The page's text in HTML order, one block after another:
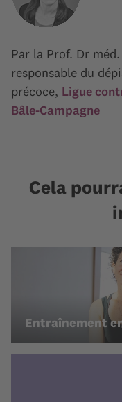
Par la Prof. Dr
responsable du
précoce, Ligue
Bâle-Campagne
Cela
Entraînement